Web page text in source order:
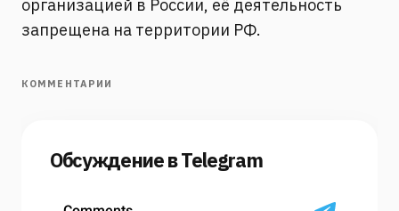
организацией в России, её деятельность
запрещена на территории РФ.
КОММЕНТАРИИ
Обсуждение в Telegram